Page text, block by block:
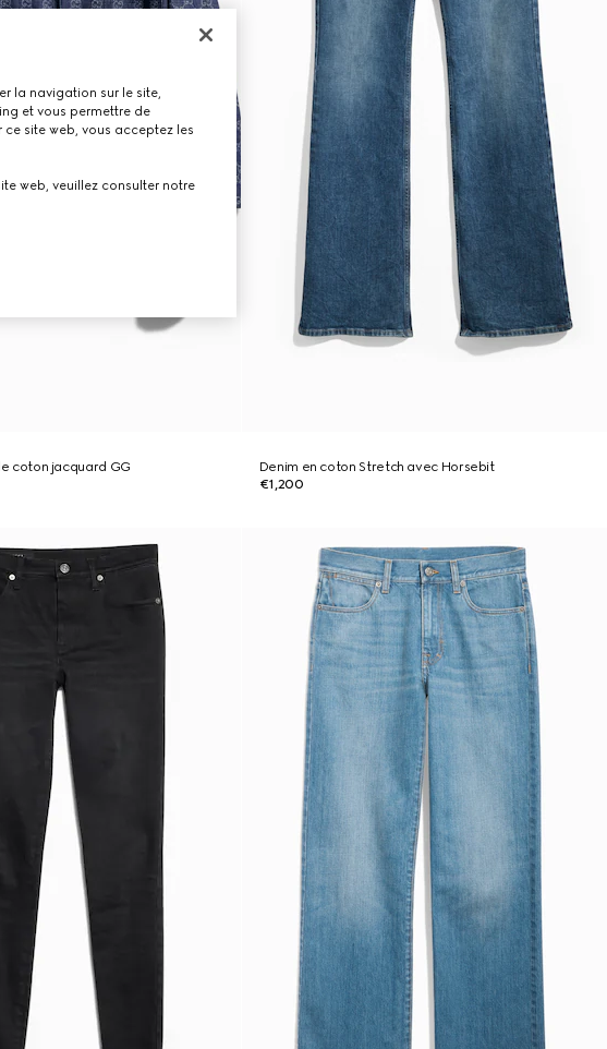
coton jacquard GG
Denim en coton Stretch avec Horsebit
€1,200
la navigation sur le site,
et vous permettre de
site web, vous acceptez les
web, veuillez consulter notre